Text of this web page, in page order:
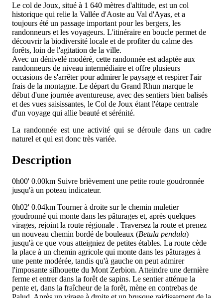
Le col de Joux, situé à 1 640 mètres d'altitude, est un col
historique qui relie la Vallée d'Aoste au Val d'Ayas, et a
toujours été un passage important pour les bergers, les
randonneurs et les voyageurs. L'itinéraire en boucle permet de
découvrir la biodiversité locale et de profiter du calme des
forêts, loin de l'agitation de la ville.
Avec un dénivelé modéré, cette randonnée est adaptée aux
randonneurs de niveau intermédiaire et offre plusieurs
occasions de s'arrêter pour admirer le paysage et respirer l'air
frais de la montagne. Le départ du Grand Rhun marque le
début d'une journée aventureuse, avec des sentiers bien balisés
et des vues saisissantes, le Col de Joux étant l'étape centrale
d'un voyage qui allie beauté et sérénité.
La randonnée est une activité qui se déroule dans un cadre
naturel et qui est donc très variée.
Description
0h00' 0.00km Suivre brièvement une petite route goudronnée
jusqu'à un poteau indicateur.
0h02' 0.04km Tourner à droite sur le chemin muletier
goudronné qui monte dans les pâturages et, après quelques
virages, rejoint la route régionale . Traversez la route et prenez
un nouveau chemin bordé de bouleaux (Betula pendula)
jusqu'à ce que vous atteigniez de petites étables. La route cède
la place à un chemin agricole qui monte dans les pâturages à
une pente modérée, tandis qu'à gauche on peut admirer
l'imposante silhouette du Mont Zerbion. Atteindre une dernière
ferme et entrer dans la forêt de sapins. Le sentier atténue la
pente et, dans la fraîcheur de la forêt, mène en contrebas de